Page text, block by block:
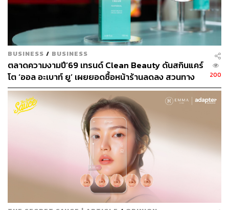
ตอนนั้นก็รู้สึกว่าการเรียนหนังสือ ถ้าเราลองตั้งใจดูสักนิด
เกรดดีขึ้น คนก็จะชื่นชม เลยทำให้เราเป็นเด็กที่ชอบเรียน
ชอบแข่งขันมาช่วงหนึ่ง
ตั้งแต่เรารู้ตัวว่าเราชอบศิลปะ ชอบด้านการเรียน เราก็เลยเอา
สองอย่างมาแมตช์ด้วยกัน การเรียนอะไรที่สามารถเอามาใช้
ในแง่ของศิลปะตอนนั้นก็คือชีววิทยา ต้องวาดรูป มองเห็น
ภาพเซลล์ มองเห็นภาพสิ่งแวดล้อม มันเลยทำให้เรารู้สึกว่า
เราจะทำอะไรที่มันได้ทั้งความรู้ในสิ่งที่เราจะก้าวไปข้างหน้า
แล้วก็เอาศิลปะเข้ามารวบไปด้วยกัน ตอนนั้นก็ไม่เคยคิดเลย
ค่ะว่าอยากจะเป็นหมอ แต่สุดท้ายสังคมมันพาไป แล้วอันนี้ก็
เวิร์กกว่าการไปเรียนวิศวะ เพราะเราไม่ชอบตัวเลขขนาดนั้น
BUSINESS / BUSINESS
ตลาดความงามปี’69 เทรนด์ Clean Beauty ดันสกินแคร์
โต ‘ออล อะเบาท์ ยู’ เผยยอดซื้อหน้าร้านลดลง สวนทาง
ช่องทางออนไลน์โตกระฉูด
200